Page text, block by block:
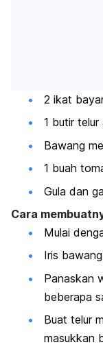
2 ikat
1 butir telur
Bawang
1 buah
Gula dan
Cara
Mulai
Iris
Panaskan
beberapa
Buat telur
masukkan